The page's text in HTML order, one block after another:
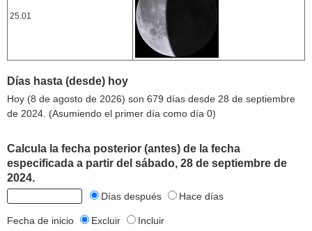
25.01
Días hasta (desde) hoy
Hoy (8 de agosto de 2026) son 679 días desde 28 de septiembre
de 2024. (Asumiendo el primer día como día 0)
Calcula la fecha posterior (antes) de la fecha
especificada a partir del sábado, 28 de septiembre de
2024.
Días después Hace días
Fecha de inicio Excluir Incluir